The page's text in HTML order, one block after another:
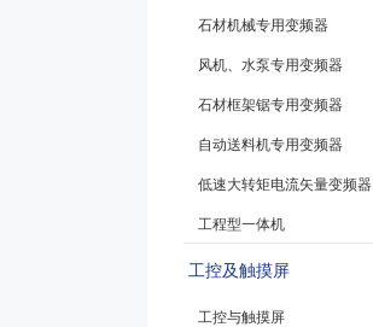
石材机械专用变频器
风机、水泵专用变频器
石材框架锯专用变频器
自动送料机专用变频器
低速大转矩电流矢量变频器
工程型一体机
工控及触摸屏
工控与触摸屏